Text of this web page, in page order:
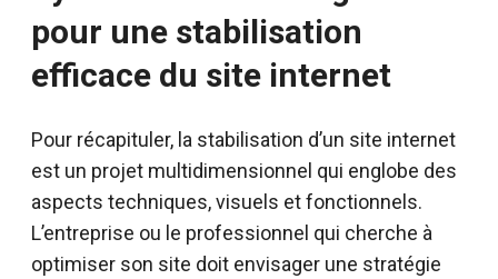
pour une stabilisation
efficace du site internet
Pour récapituler, la stabilisation d’un site internet
est un projet multidimensionnel qui englobe des
aspects techniques, visuels et fonctionnels.
L’entreprise ou le professionnel qui cherche à
optimiser son site doit envisager une stratégie